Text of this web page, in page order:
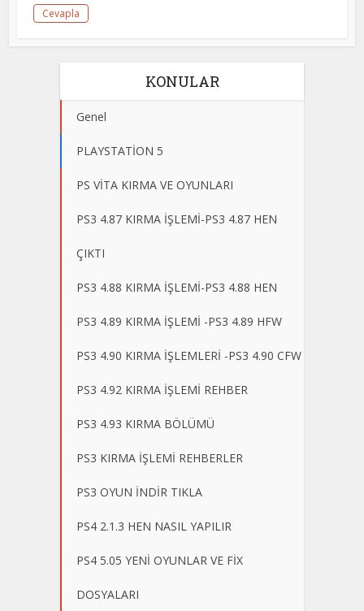
Cevapla
KONULAR
Genel
PLAYSTATİON 5
PS VİTA KIRMA VE OYUNLARI
PS3 4.87 KIRMA İŞLEMİ-PS3 4.87 HEN
ÇIKTI
PS3 4.88 KIRMA İŞLEMİ-PS3 4.88 HEN
PS3 4.89 KIRMA İŞLEMİ -PS3 4.89 HFW
PS3 4.90 KIRMA İŞLEMLERİ -PS3 4.90 CFW
PS3 4.92 KIRMA İŞLEMİ REHBER
PS3 4.93 KIRMA BÖLÜMÜ
PS3 KIRMA İŞLEMİ REHBERLER
PS3 OYUN İNDİR TIKLA
PS4 2.1.3 HEN NASIL YAPILIR
PS4 5.05 YENİ OYUNLAR VE FİX
DOSYALARI